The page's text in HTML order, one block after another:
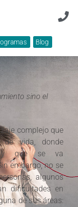
Blog
sino el
complejo que
vida, donde
y que se va
embargo, no se
algunos
dificultades en
de sus áreas: